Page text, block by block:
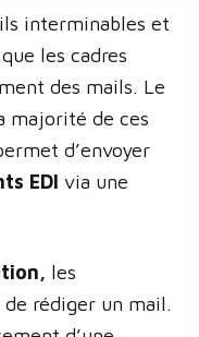
interminables et
les cadres
des mails. Le
majorité de ces
d’envoyer
EDI via une
les
rédiger un mail.